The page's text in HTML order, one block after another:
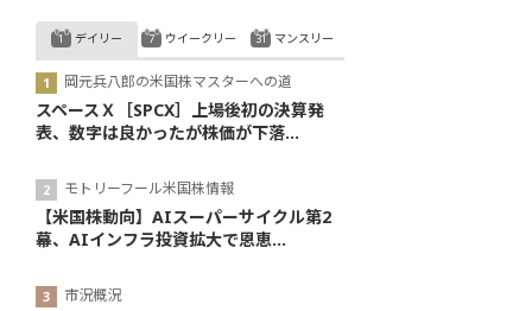
デイリー
岡元兵八郎の米国株マスターへの道
スペースＸ［SPCX］上場後初の決算発
表、数字は良かったが株価が下落...
モトリーフール米国株情報
【米国株動向】AIスーパーサイクル第2
幕、AIインフラ投資拡大で恩恵...
市況概況
ウイークリー マンスリー